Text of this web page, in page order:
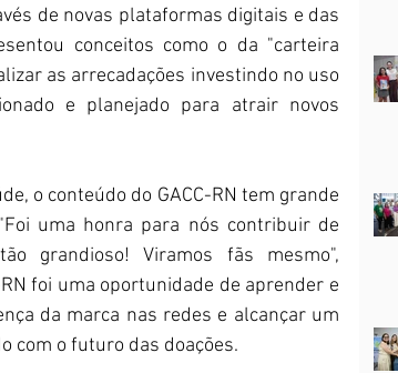
de novas plataformas digitais e das
conceitos como o da "carteira
as arrecadações investindo no uso
e planejado para atrair novos
o conteúdo do GACC-RN tem grande
uma honra para nós contribuir de
grandioso! Viramos fãs mesmo",
foi uma oportunidade de aprender e
da marca nas redes e alcançar um
com o futuro das doações.